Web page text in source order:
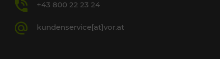
+43 800 22 23 24
kundenservice[at]vor.at